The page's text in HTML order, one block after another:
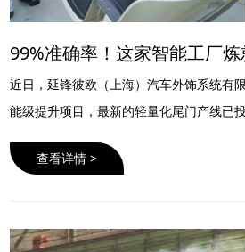
近日，延锋彼欧（上海）汽车外饰系统有
能级提升项目，最新的轻量化尾门产线已
智能化的政策导向紧……
查看详情 >